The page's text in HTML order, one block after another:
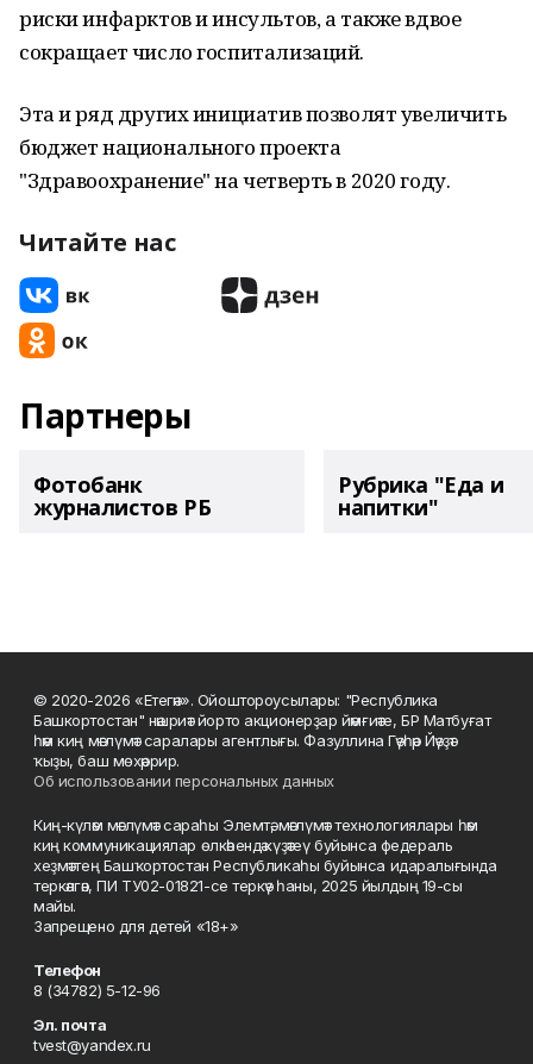
риски инфарктов и инсультов, а также вдвое
сокращает число госпитализаций.
Эта и ряд других инициатив позволят увеличить
бюджет национального проекта
"Здравоохранение" на четверть в 2020 году.
Читайте нас
Партнеры
Фотобанк
журналистов РБ
Рубрика "Еда и
напитки"
© 2020-2026 «Етегән». Ойоштороусылары: "Республика
Башкортостан" нәшриәт йорто акционерҙар йәмғиәте, БР Матбуғат
һәм киң мәғлүмәт саралары агентлығы. Фазуллина Гәүһәр Йәүҙәт
ҡыҙы, баш мөхәррир.
Об использовании персональных данных
Киң-күләм мәғлүмәт сараһы Элемтә, мәғлүмәт технологиялары һәм
киң коммуникациялар өлкәһендә күҙәтеү буйынса федераль
хеҙмәттең Башҡортостан Республикаһы буйынса идаралығында
теркәлгән, ПИ ТУ02-01821-се теркәү һаны, 2025 йылдың 19-сы
майы.
Запрещено для детей «18+»
Телефон
8 (34782) 5-12-96
Эл. почта
tvest@yandex.ru